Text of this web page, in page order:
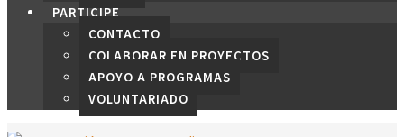
PARTICIPE
CONTACTO
COLABORAR EN PROYECTOS
APOYO A PROGRAMAS
VOLUNTARIADO